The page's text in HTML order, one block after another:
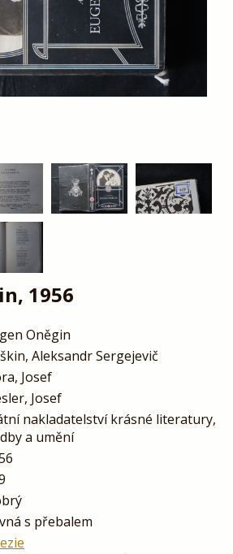
1956
Oněgin
Aleksandr Sergejevič
Josef
Josef
nakladatelství krásné literatury,
a umění
s přebalem